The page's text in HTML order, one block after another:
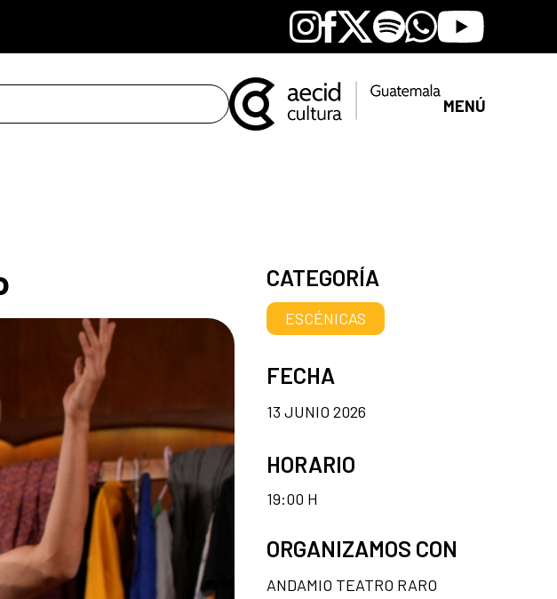
Instagram
Facebook
X SpotifyWhatsapp
Youtube
MENÚ
CATEGORÍA
ESCÉNICAS
FECHA
13 JUNIO 2026
HORARIO
19:00 H
ORGANIZAMOS CON
ANDAMIO TEATRO RARO